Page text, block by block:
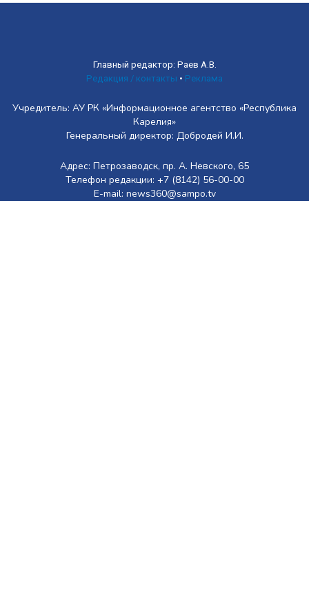
Главный редактор: Раев А.В.
Редакция / контакты • Реклама
Учредитель: АУ РК «Информационное агентство «Республика
Карелия»
Генеральный директор: Добродей И.И.
Адрес: Петрозаводск, пр. А. Невского, 65
Телефон редакции: +7 (8142) 56-00-00
E-mail: news360@sampo.tv